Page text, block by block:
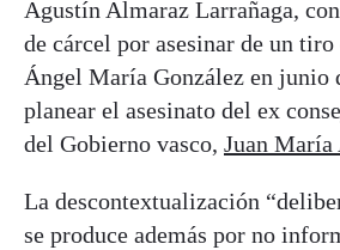
Agustín Almaraz Larrañaga,
de cárcel por asesinar de un tiro
Ángel María González en junio
planear el asesinato del ex
del Gobierno vasco, Juan María
La descontextualización
se produce además por no